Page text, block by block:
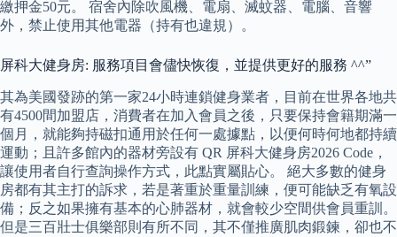
繳押金50元。 宿舍內除吹風機、電扇、滅蚊器、電腦、音響
外，禁止使用其他電器（持有也違規）。
屏科大健身房: 服務項目會儘快恢復，並提供更好的服務 ^^”
其為美國發跡的第一家24小時連鎖健身業者，目前在世界各地共
有4500間加盟店，消費者在加入會員之後，只要保持會籍期滿一
個月，就能夠持磁扣通用於任何一處據點，以便何時何地都持續
運動；且許多館內的器材旁設有 QR 屏科大健身房2026 Code，
讓使用者自行查詢操作方式，此點實屬貼心。 絕大多數的健身
房都有其主打的訴求，若是著重於重量訓練，便可能缺乏有氧設
備；反之如果擁有基本的心肺器材，就會較少空間供會員重訓。
但是三百壯士俱樂部則有所不同，其不僅推廣肌肉鍛鍊，卻也不